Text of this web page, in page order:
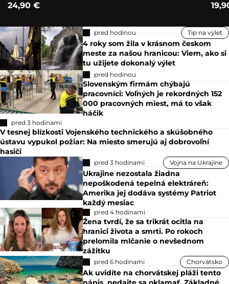
24,90 €
pred hodinou Tip na výlet
4 roky som žila v krásnom českom
meste za našou hranicou: Viem, ako si
tu užijete dokonalý výlet
pred hodinou
Slovenským firmám chýbajú
pracovníci: Voľných je rekordných 152
000 pracovných miest, má to však
háčik
pred 3 hodinami
V tesnej blízkosti Vojenského technického a skúšobného
ústavu vypukol požiar: Na miesto smerujú aj dobrovoľní
hasiči
pred 3 hodinami Vojna na Ukrajine
Ukrajine nezostala žiadna
nepoškodená tepelná elektráreň:
Amerika jej dodáva systémy Patriot
každý mesiac
pred 4 hodinami
Žena tvrdí, že sa trikrát ocitla na
hranici života a smrti. Po rokoch
prelomila mlčanie o nevšednom
zážitku
pred 6 hodinami Chorvátsko
Ak uvidíte na chorvátskej pláži tento